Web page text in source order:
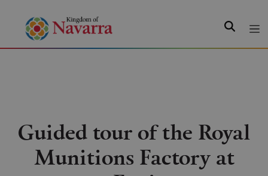
Search
Guided tour of the Royal
Munitions Factory at